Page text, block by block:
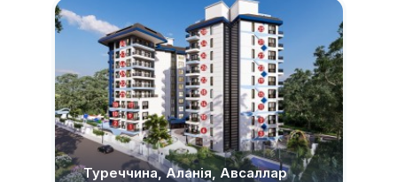
Туреччина, Аланія, Авсаллар